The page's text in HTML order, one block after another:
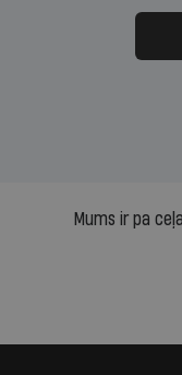
Mums ir pa